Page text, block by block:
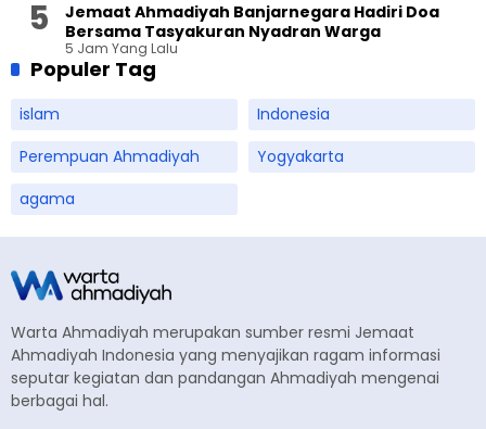
Jemaat Ahmadiyah Banjarnegara Hadiri Doa
Bersama Tasyakuran Nyadran Warga
5 Jam Yang Lalu
Populer Tag
islam
Indonesia
Perempuan Ahmadiyah
Yogyakarta
agama
Warta Ahmadiyah merupakan sumber resmi Jemaat
Ahmadiyah Indonesia yang menyajikan ragam informasi
seputar kegiatan dan pandangan Ahmadiyah mengenai
berbagai hal.